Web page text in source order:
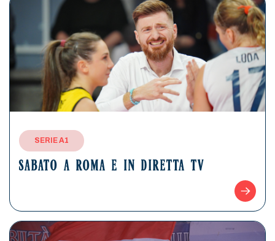
SERIE A1
SABATO A ROMA E IN DIRETTA TV